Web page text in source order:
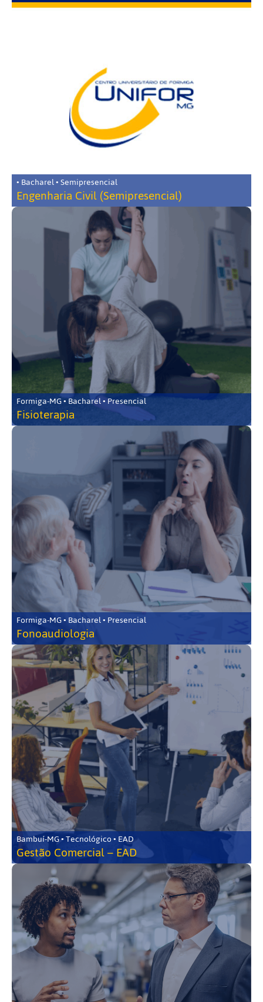
• Bacharel • Semipresencial
Engenharia Civil (Semipresencial)
Formiga-MG • Bacharel • Presencial
Fisioterapia
Formiga-MG • Bacharel • Presencial
Fonoaudiologia
Bambuí-MG • Tecnológico • EAD
Gestão Comercial – EAD